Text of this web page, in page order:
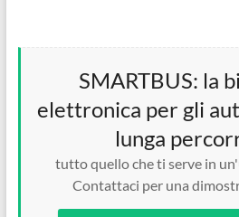
SMARTBUS: la
elettronica per gli
lunga
tutto quello che ti serve in
Contattaci per una